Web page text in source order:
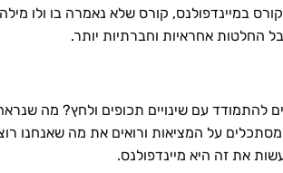
במיינדפולנס, קורס שלא נאמרה בו ולו
החלטות אחראיות וחברתיות יותר.
להתמודד עם שינויים תכופים ולחץ? מה
על המציאות ורואים את מה שאנחנו
את זה היא מיינדפולנס.